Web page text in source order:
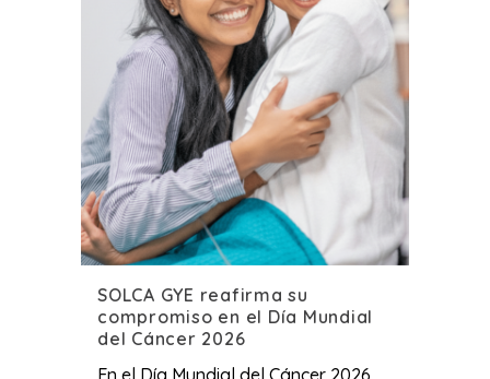
SOLCA GYE reafirma su
compromiso en el Día Mundial
del Cáncer 2026
En el Día Mundial del Cáncer 2026,